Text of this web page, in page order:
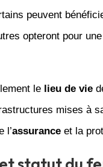
peuvent
opteront pour
le lieu de vie
mises à
l’assuranceet la